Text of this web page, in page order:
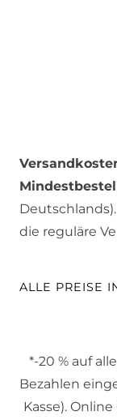
die reguläre
ALLE PREISE
*-20 % auf
Bezahlen
Kasse). Online